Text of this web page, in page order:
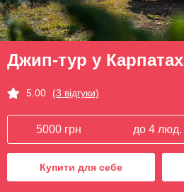
Джип-тур у Карпатах
5.00 (3 відгуки)
5000 грн до 4 люд.
Купити для себе